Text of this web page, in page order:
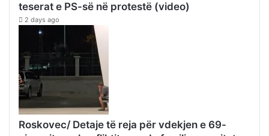
teserat e PS-së në protestë (video)
2 days ago
Roskovec/ Detaje të reja për vdekjen e 69-